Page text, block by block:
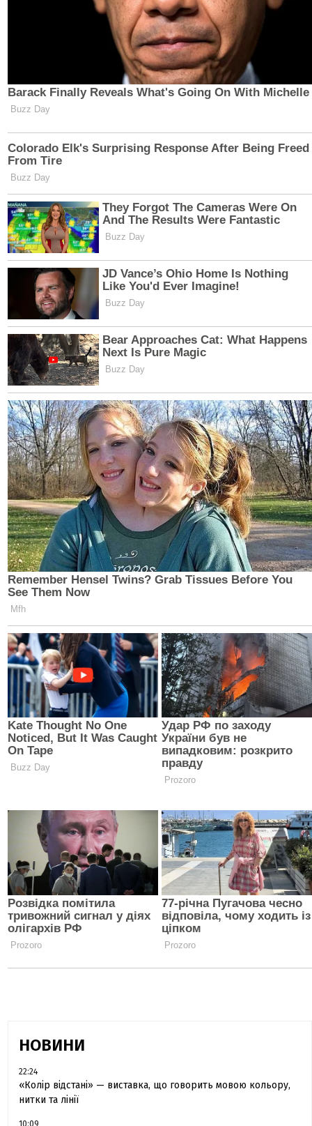
НОВИНИ
22:24
«Колір відстані» — виставка, що говорить мовою кольору,
нитки та лінії